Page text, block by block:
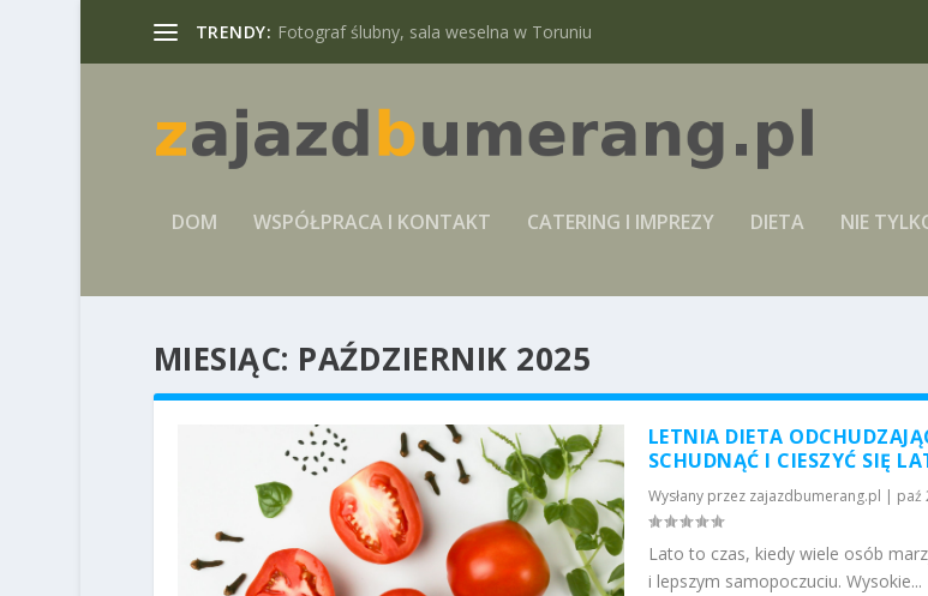
TRENDY: Fotograf ślubny, sala weselna w Toruniu
DOM WSPÓŁPRACA I KONTAKT CATERING I IMPREZY DIETA NIE
MIESIĄC: PAŹDZIERNIK 2025
LETNIA DIETA
SCHUDNĄĆ I CIESZYĆ SIĘ
Wysłany przez zajazdbumerang.pl | paź
Lato to czas, kiedy wiele osób
i lepszym samopoczuciu. Wysokie...